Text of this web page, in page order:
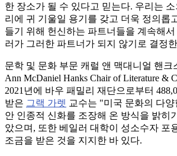
한 장소가 될 수 있다고 믿는다. 우리는
리에 귀 기울일 용기를 갖고 더욱 정의롭
들기 위해 헌신하는 파트너들을 계속해
러가 그러한 파트너가 되지 않기로 결정
문학 및 문화 부문 캐럴 앤 맥대니얼 핸크
Ann McDaniel Hanks Chair of Literature &
2021년에 바우 패밀리 재단으로부터
받은 그랙 가렛 교수는 "미국 문화의 다
안 인종적 신화를 조장해 온 방식을 밝히
았으며, 또한 베일러 대학이 성소수자 포
조금을 받은 것을 지지한 바 있다.